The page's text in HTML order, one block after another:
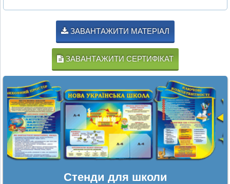
ЗАВАНТАЖИТИ МАТЕРІАЛ
ЗАВАНТАЖИТИ СЕРТИФІКАТ
Стенди для школи